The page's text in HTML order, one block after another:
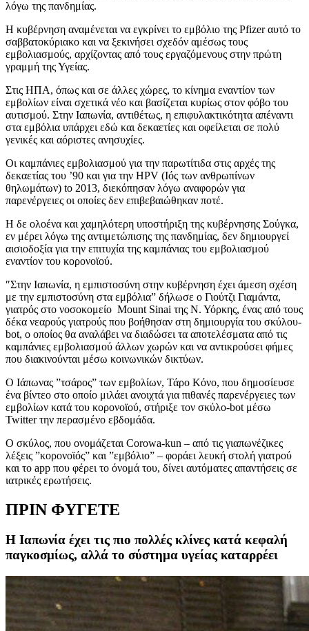
λόγω της πανδημίας.
Η κυβέρνηση αναμένεται να εγκρίνει το εμβόλιο της Pfizer αυτό το
σαββατοκύριακο και να ξεκινήσει σχεδόν αμέσως τους
εμβολιασμούς, αρχίζοντας από τους εργαζόμενους στην πρώτη
γραμμή της Υγείας.
Στις ΗΠΑ, όπως και σε άλλες χώρες, το κίνημα εναντίον των
εμβολίων είναι σχετικά νέο και βασίζεται κυρίως στον φόβο του
αυτισμού. Στην Ιαπωνία, αντιθέτως, η επιφυλακτικότητα απέναντι
στα εμβόλια υπάρχει εδώ και δεκαετίες και οφείλεται σε πολύ
γενικές και αόριστες ανησυχίες.
Οι καμπάνιες εμβολιασμού για την παρωτίτιδα στις αρχές της
δεκαετίας του ’90 και για την HPV (Ιός των ανθρωπίνων
θηλωμάτων) to 2013, διεκόπησαν λόγω αναφορών για
παρενέργειες οι οποίες δεν επιβεβαιώθηκαν ποτέ.
Η δε ολοένα και χαμηλότερη υποστήριξη της κυβέρνησης Σούγκα,
εν μέρει λόγω της αντιμετώπισης της πανδημίας, δεν δημιουργεί
αισιοδοξία για την επιτυχία της καμπάνιας του εμβολιασμού
εναντίον του κορονοϊού.
″Στην Ιαπωνία, η εμπιστοσύνη στην κυβέρνηση έχει άμεση σχέση
με την εμπιστοσύνη στα εμβόλια” δήλωσε ο Γιούτζι Γιαμάντα,
γιατρός στο νοσοκομείο Mount Sinai της Ν. Υόρκης, ένας από τους
δέκα νεαρούς γιατρούς που βοήθησαν στη δημιουργία του σκύλου-
bot, ο οποίος θα αναλάβει να διαδώσει τα αποτελέσματα από τις
καμπάνιες εμβολιασμού άλλων χωρών και να αντικρούσει φήμες
που διακινούνται μέσω κοινωνικών δικτύων.
Ο Ιάπωνας ”τσάρος” των εμβολίων, Τάρο Κόνο, που δημοσίευσε
ένα βίντεο στο οποίο μιλάει ανοιχτά για πιθανές παρενέργειες των
εμβολίων κατά του κορονοϊού, στήριξε τον σκύλο-bot μέσω
Twitter την περασμένο εβδομάδα.
Ο σκύλος, που ονομάζεται Corowa-kun – από τις γιαπωνέζικες
λέξεις ”κορονοϊός” και ”εμβόλιο” – φοράει λευκή στολή γιατρού
και το app που φέρει το όνομά του, δίνει αυτόματες απαντήσεις σε
ιατρικές ερωτήσεις.
ΠΡΙΝ ΦΥΓΕΤΕ
Η Ιαπωνία έχει τις πιο πολλές κλίνες κατά κεφαλή
παγκοσμίως, αλλά το σύστημα υγείας καταρρέει